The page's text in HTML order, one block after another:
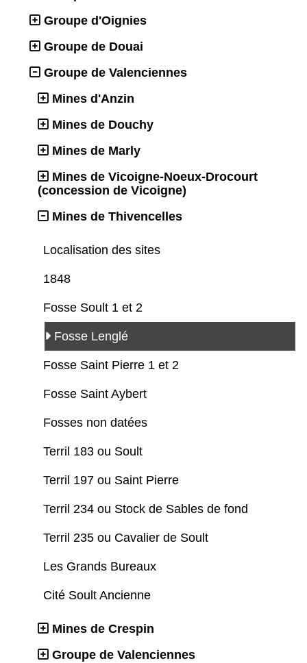
Groupe d'Oignies
Groupe de Douai
Groupe de Valenciennes
Mines d'Anzin
Mines de Douchy
Mines de Marly
Mines de Vicoigne-Noeux-Drocourt
(concession de Vicoigne)
Mines de Thivencelles
Localisation des sites
1848
Fosse Soult 1 et 2
Fosse Lenglé
Fosse Saint Pierre 1 et 2
Fosse Saint Aybert
Fosses non datées
Terril 183 ou Soult
Terril 197 ou Saint Pierre
Terril 234 ou Stock de Sables de fond
Terril 235 ou Cavalier de Soult
Les Grands Bureaux
Cité Soult Ancienne
Mines de Crespin
Groupe de Valenciennes